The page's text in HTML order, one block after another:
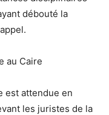
débouté la
au Caire
est attendue en
les juristes de la